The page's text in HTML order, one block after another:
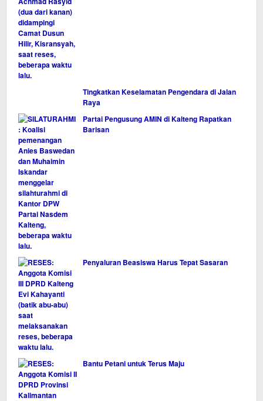
Tingkatkan Keselamatan Pengendara di Jalan
Raya
Partai Pengusung AMIN di Kalteng Rapatkan
Barisan
Penyaluran Beasiswa Harus Tepat Sasaran
Bantu Petani untuk Terus Maju